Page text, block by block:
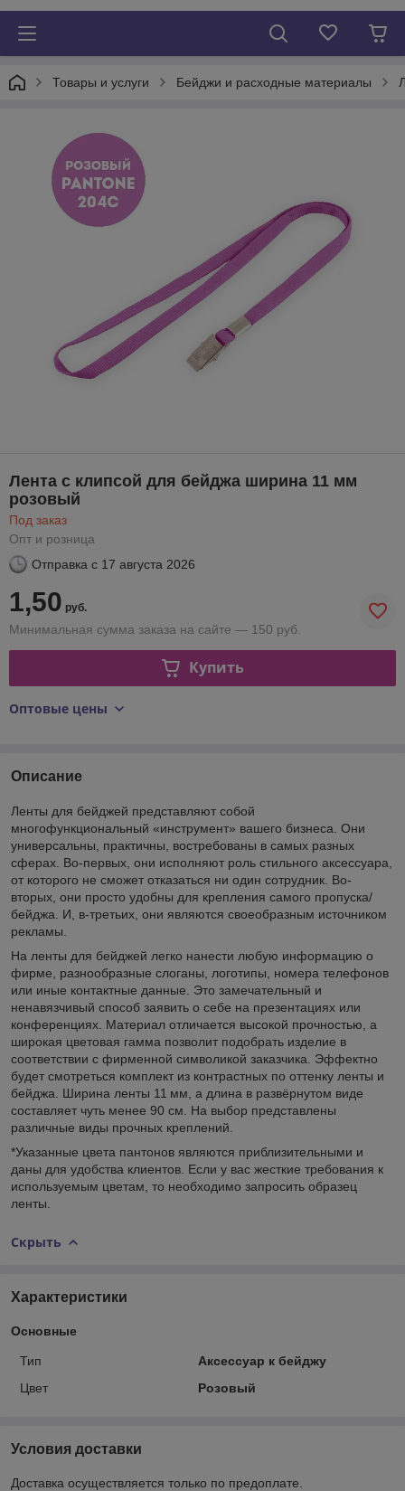
Товары и услуги Бейджи и расходные материалы
Лента с клипсой для бейджа ширина 11 мм
розовый
Под заказ
Опт и розница
Отправка с 17 августа 2026
1,50 руб.
Минимальная сумма заказа на сайте — 150 руб.
Купить
Оптовые цены
Описание
Ленты для бейджей представляют собой
многофункциональный «инструмент» вашего бизнеса. Они
универсальны, практичны, востребованы в самых разных
сферах. Во-первых, они исполняют роль стильного аксессуара,
от которого не сможет отказаться ни один сотрудник. Во-
вторых, они просто удобны для крепления самого пропуска/
бейджа. И, в-третьих, они являются своеобразным источником
рекламы.
На ленты для бейджей легко нанести любую информацию о
фирме, разнообразные слоганы, логотипы, номера телефонов
или иные контактные данные. Это замечательный и
ненавязчивый способ заявить о себе на презентациях или
конференциях. Материал отличается высокой прочностью, а
широкая цветовая гамма позволит подобрать изделие в
соответствии с фирменной символикой заказчика. Эффектно
будет смотреться комплект из контрастных по оттенку ленты и
бейджа. Ширина ленты 11 мм, а длина в развёрнутом виде
составляет чуть менее 90 см. На выбор представлены
различные виды прочных креплений.
*Указанные цвета пантонов являются приблизительными и
даны для удобства клиентов. Если у вас жесткие требования к
используемым цветам, то необходимо запросить образец
ленты.
Скрыть
Характеристики
Основные
Тип
Аксессуар к бейджу
Цвет
Розовый
Условия доставки
Доставка осуществляется только по предоплате.